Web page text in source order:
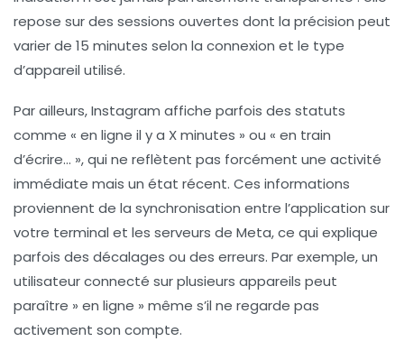
repose sur des sessions ouvertes dont la précision peut
varier de 15 minutes selon la connexion et le type
d’appareil utilisé.
Par ailleurs, Instagram affiche parfois des statuts
comme « en ligne il y a X minutes » ou « en train
d’écrire… », qui ne reflètent pas forcément une activité
immédiate mais un état récent. Ces informations
proviennent de la synchronisation entre l’application sur
votre terminal et les serveurs de Meta, ce qui explique
parfois des décalages ou des erreurs. Par exemple, un
utilisateur connecté sur plusieurs appareils peut
paraître » en ligne » même s’il ne regarde pas
activement son compte.